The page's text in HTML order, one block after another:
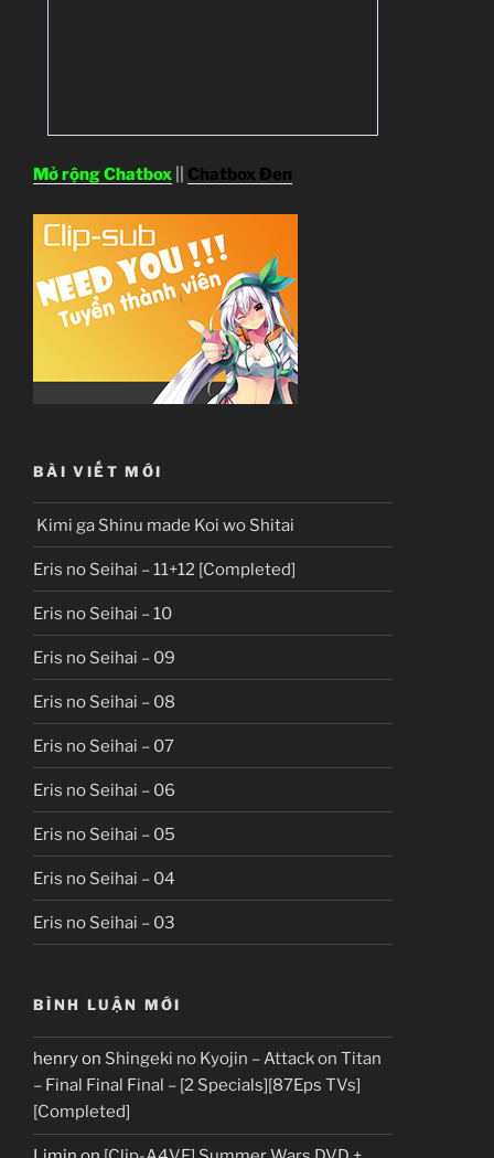
Mở rộng Chatbox Chatbox Đen
BÀI VIẾT MỚI
Kimi ga Shinu made Koi wo Shitai
Eris no Seihai – 11+12 [Completed]
Eris no Seihai – 10
Eris no Seihai – 09
Eris no Seihai – 08
Eris no Seihai – 07
Eris no Seihai – 06
Eris no Seihai – 05
Eris no Seihai – 04
Eris no Seihai – 03
BÌNH LUẬN MỚI
henryon Shingeki no Kyojin – Attack on Titan
– Final Final Final – [2 Specials][87Eps TVs]
[Completed]